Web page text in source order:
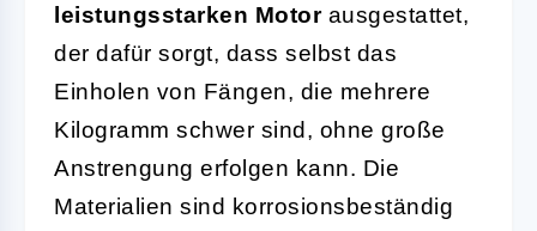
leistungsstarken Motorausgestattet,
der dafür sorgt, dass selbst das
Einholen von Fängen, die mehrere
Kilogramm schwer sind, ohne große
Anstrengung erfolgen kann. Die
Materialien sind korrosionsbeständig